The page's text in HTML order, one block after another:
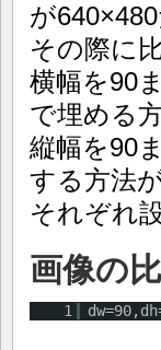
が
その際に
横幅を90
で埋める
縦幅を90
する方法
それぞれ
画像の
1